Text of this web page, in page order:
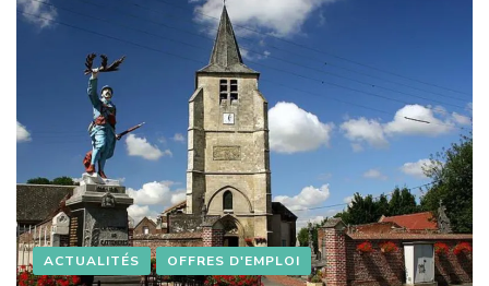
N
F
O
S
E
M
P
L
O
I
O
F
ACTUALITÉS OFFRES D'EMPLOI